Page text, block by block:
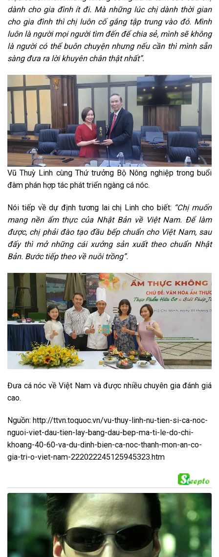
dành cho gia đình ít đi. Mà những lúc chị dành thời gian
cho gia đình thì chị luôn cố gắng tập trung vào đó. Mình
luôn là người mọi người tìm đến để chia sẻ, mình sẽ không
là người có thể buôn chuyện nhưng nếu cần thì mình sẵn
sàng đưa ra lời khuyên chân thật nhất”.
Vũ Thuỳ Linh cùng Thứ trưởng Bộ Nông nghiệp trong buổi
đàm phán hợp tác phát triển ngàng cá nóc.
Nói tiếp về dự định tương lai chị Linh cho biết: “Chị muốn
mang nền ẩm thực của Nhật Bản về Việt Nam. Để làm
được, chị phải đào tạo đầu bếp chuẩn cho Việt Nam, sau
đấy thì mở những cái xưởng sản xuất theo chuẩn Nhật
Bản. Bước tiếp theo về nuôi trồng”.
Đưa cá nóc về Việt Nam và được nhiều chuyên gia đánh giá
cao.
Nguồn: http://ttvn.toquoc.vn/vu-thuy-linh-nu-tien-si-ca-noc-
nguoi-viet-dau-tien-lay-bang-dau-bep-ma-ti-le-do-chi-
khoang-40-60-va-du-dinh-bien-ca-noc-thanh-mon-an-co-
gia-tri-o-viet-nam-222022245125945323.htm